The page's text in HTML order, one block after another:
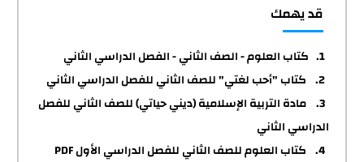
قد يهمك
كتاب العلوم - الصف الثاني - الفصل الدراسي الثاني
كتاب "أحب لغتي" للصف الثاني للفصل الدراسي الثاني
مادة التربية الإسلامية (ديني حياتي) للصف الثاني للفصل
الدراسي الثاني
كتاب العلوم للصف الثاني للفصل الدراسي الأول PDF